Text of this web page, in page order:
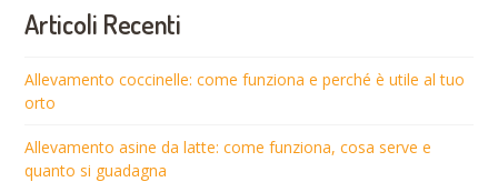
Articoli Recenti
Allevamento coccinelle: come funziona e perché è utile al tuo
orto
Allevamento asine da latte: come funziona, cosa serve e
quanto si guadagna